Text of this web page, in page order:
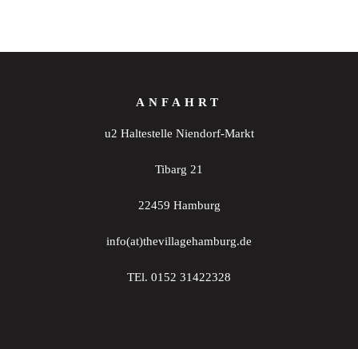
ANFAHRT
u2 Haltestelle Niendorf-Markt
Tibarg 21
22459 Hamburg
info(at)thevillagehamburg.de
TEl. 0152 31422328